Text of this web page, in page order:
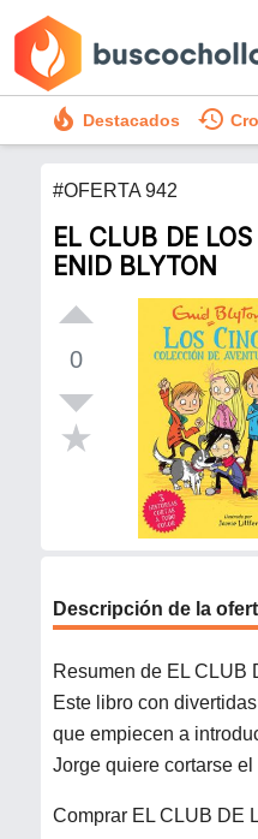
local_fire_department Destacados history
#OFERTA 942
EL CLUB DE
ENID BLYTON
0
Descripción de la
Resumen de EL CLUB
Este libro con
que empiecen a
Jorge quiere cortarse
Comprar EL CLUB DE